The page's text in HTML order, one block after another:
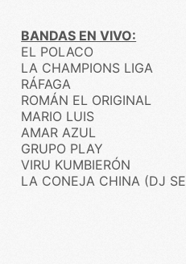
BANDAS EN VIVO:
EL POLACO
LA CHAMPIONS LIGA
RÁFAGA
ROMÁN EL ORIGINAL
MARIO LUIS
AMAR AZUL
GRUPO PLAY
VIRU KUMBIERÓN
LA CONEJA CHINA (DJ